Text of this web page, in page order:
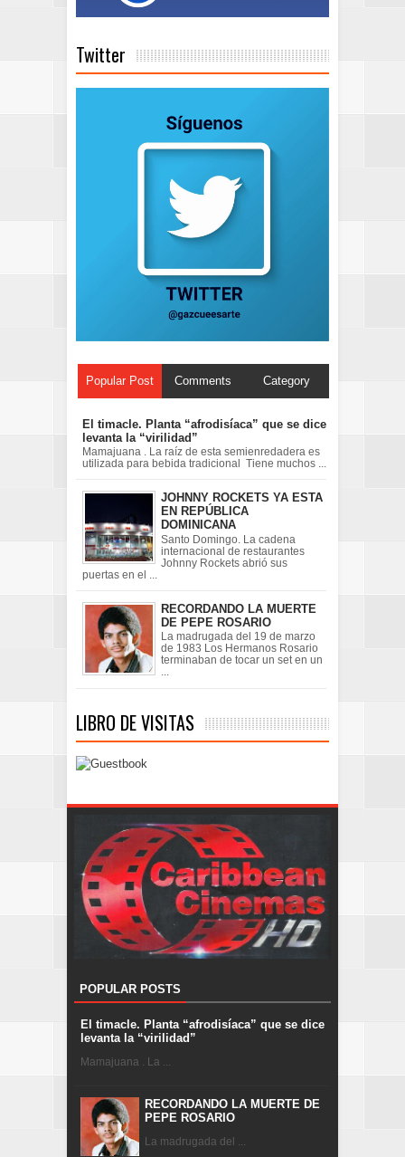
Twitter
Popular Post Comments Category
El timacle. Planta “afrodisíaca” que se dice
levanta la “virilidad”
Mamajuana . La raíz de esta semienredadera es
utilizada para bebida tradicional Tiene muchos ...
JOHNNY ROCKETS YA ESTA
EN REPÚBLICA
DOMINICANA
Santo Domingo. La cadena
internacional de restaurantes
Johnny Rockets abrió sus
puertas en el ...
RECORDANDO LA MUERTE
DE PEPE ROSARIO
La madrugada del 19 de marzo
de 1983 Los Hermanos Rosario
terminaban de tocar un set en un
...
LIBRO DE VISITAS
POPULAR POSTS
El timacle. Planta “afrodisíaca” que se dice
levanta la “virilidad”
Mamajuana . La ...
RECORDANDO LA MUERTE DE
PEPE ROSARIO
La madrugada del ...